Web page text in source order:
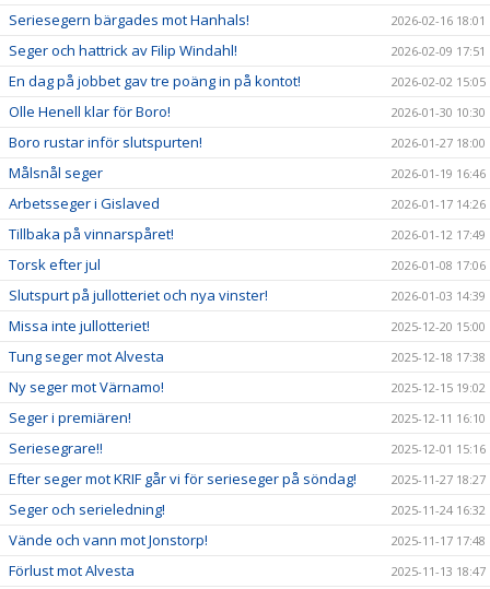
Seriesegern bärgades mot Hanhals! 2026-02-16 18:01
Seger och hattrick av Filip Windahl! 2026-02-09 17:51
En dag på jobbet gav tre poäng in på kontot! 2026-02-02 15:05
Olle Henell klar för Boro! 2026-01-30 10:30
Boro rustar inför slutspurten! 2026-01-27 18:00
Målsnål seger 2026-01-19 16:46
Arbetsseger i Gislaved 2026-01-17 14:26
Tillbaka på vinnarspåret! 2026-01-12 17:49
Torsk efter jul 2026-01-08 17:06
Slutspurt på jullotteriet och nya vinster! 2026-01-03 14:39
Missa inte jullotteriet! 2025-12-20 15:00
Tung seger mot Alvesta 2025-12-18 17:38
Ny seger mot Värnamo! 2025-12-15 19:02
Seger i premiären! 2025-12-11 16:10
Seriesegrare!! 2025-12-01 15:16
Efter seger mot KRIF går vi för serieseger på söndag! 2025-11-27 18:27
Seger och serieledning! 2025-11-24 16:32
Vände och vann mot Jonstorp! 2025-11-17 17:48
Förlust mot Alvesta 2025-11-13 18:47